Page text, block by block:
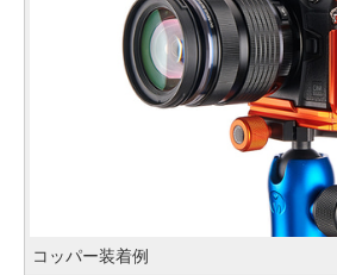
コッパー装着例